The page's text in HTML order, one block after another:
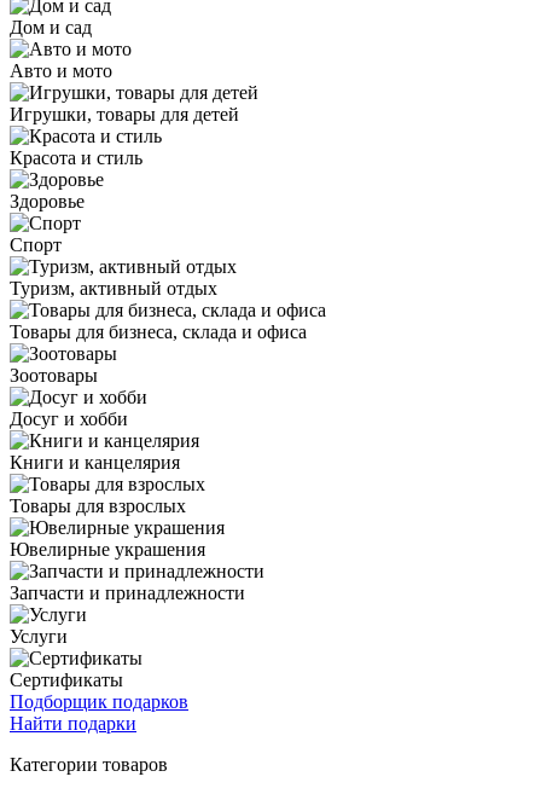
Дом и сад
Авто и мото
Игрушки, товары для детей
Красота и стиль
Здоровье
Спорт
Туризм, активный отдых
Товары для бизнеса, склада и офиса
Зоотовары
Досуг и хобби
Книги и канцелярия
Товары для взрослых
Ювелирные украшения
Запчасти и принадлежности
Услуги
Сертификаты
Подборщик подарков
Найти подарки
Категории товаров